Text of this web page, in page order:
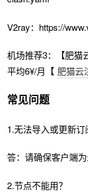
V2ray：https://
机场推荐3：【肥猫
平均6¥/月【 肥猫云
常见问题
1.无法导入或更新订
答：请确保客户端
2.节点不能用？